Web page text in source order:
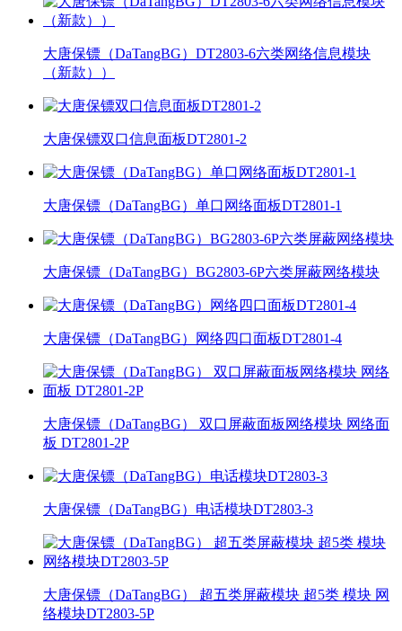
大唐保镖（DaTangBG）DT2803-6六类网络信息模块
（新款））
大唐保镖双口信息面板DT2801-2
大唐保镖（DaTangBG）单口网络面板DT2801-1
大唐保镖（DaTangBG）BG2803-6P六类屏蔽网络模块
大唐保镖（DaTangBG）网络四口面板DT2801-4
大唐保镖（DaTangBG） 双口屏蔽面板网络模块 网络面
板 DT2801-2P
大唐保镖（DaTangBG）电话模块DT2803-3
大唐保镖（DaTangBG） 超五类屏蔽模块 超5类 模块 网
络模块DT2803-5P